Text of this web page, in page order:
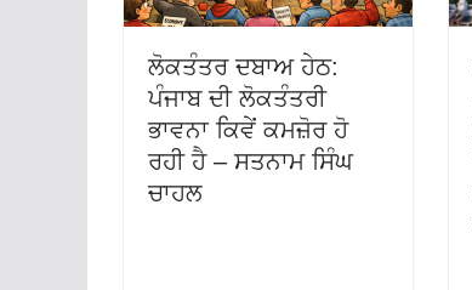
ਲੋਕਤੰਤਰ ਦਬਾਅ ਹੇਠ:
ਪੰਜਾਬ ਦੀ ਲੋਕਤੰਤਰੀ
ਭਾਵਨਾ ਕਿਵੇਂ ਕਮਜ਼ੋਰ ਹੋ
ਰਹੀ ਹੈ – ਸਤਨਾਮ ਸਿੰਘ
ਚਾਹਲ